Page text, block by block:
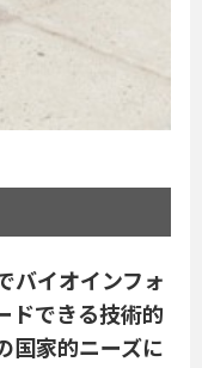
バイオインフォ
ドできる技術的
国家的ニーズに